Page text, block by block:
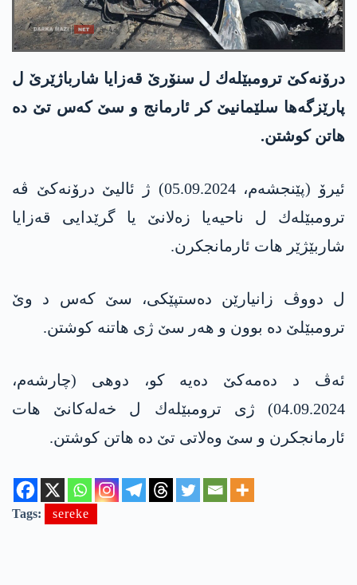
درۆنەکێ ترومبێله‌ك ل سنۆرێ قەزایا شارباژێرێ ل
پارێزگەها سلێمانیێ کر ئارمانج و سێ کەس تێ دە
هاتن کوشتن.
ئیرۆ (پێنجشەم، 05.09.2024) ژ ئالیێ درۆنەکێ ڤە
ترومبێله‌ك ل ناحیەیا زەلانێ یا گرێدایی قەزایا
شاربێژێر هات ئارمانجکرن.
ل دووڤ زانیارێن دەستپێکی، سێ کەس د وێ
ترومبێلێ دە بوون و هەر سێ ژی هاتنە کوشتن.
ئەڤ د دەمەکێ دەیە کو، دوهی (چارشەم،
04.09.2024) ژی ترومبێله‌ك ل خەلەکانێ هات
ئارمانجکرن و سێ وەلاتی تێ دە هاتن کوشتن.
Tags: sereke